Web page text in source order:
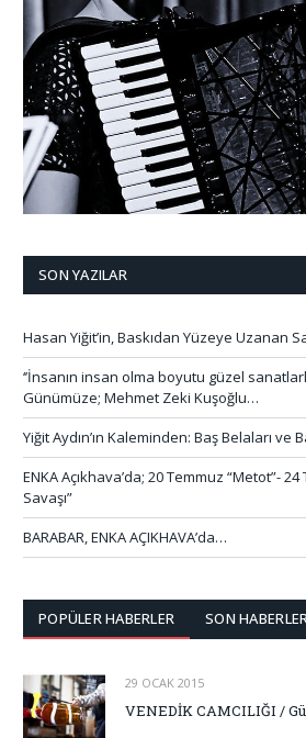
SON YAZILAR
Hasan Yiğit’in, Baskıdan Yüzeye Uzanan
‘’İnsanın insan olma boyutu güzel
Günümüze; Mehmet Zeki Kuşoğlu…
Yiğit Aydın’ın Kaleminden: Baş Belaları ve
ENKA Açıkhava’da; 20 Temmuz “Metot”-
Savaşı”
BARABAR, ENKA AÇIKHAVA’da…
POPÜLER HABERLER SON
29 OCAK 2015
VENEDİK CAMCILIĞI /